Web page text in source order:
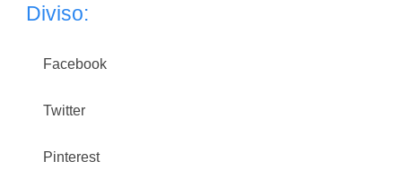
Diviso:
Facebook
Twitter
Pinterest